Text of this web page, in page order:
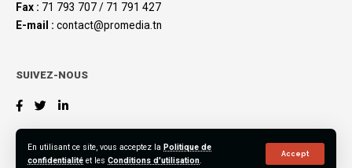
En utilisant ce site, vous acceptez la Politique de
confidentialité et les Conditions d'utilisation.
Accept
Fax : 71 793 707 / 71 791 427
E-mail : contact@promedia.tn
SUIVEZ-NOUS
©2023 L’Économiste Maghrébin, All Rights Reserved